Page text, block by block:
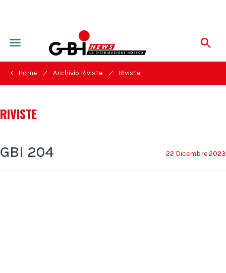
Toggle
navigation
< Home / Archivio Riviste / Riviste
RIVISTE
22 Dicembre 2023
GBI 204